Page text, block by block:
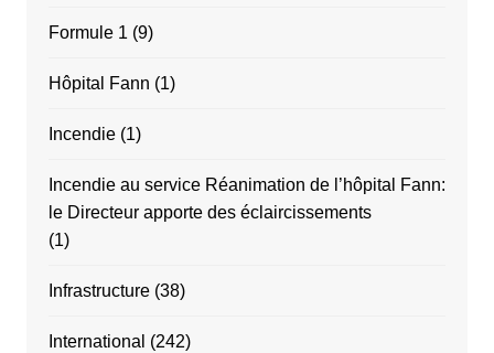
Formule 1 (9)
Hôpital Fann (1)
Incendie(1)
Incendie au service Réanimation de l’hôpital Fann:
le Directeur apporte des éclaircissements
(1)
Infrastructure(38)
International (242)